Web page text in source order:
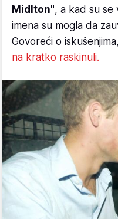
Midlton", a kad su se
imena su mogla da
Govoreći o
na kratko raskinuli.